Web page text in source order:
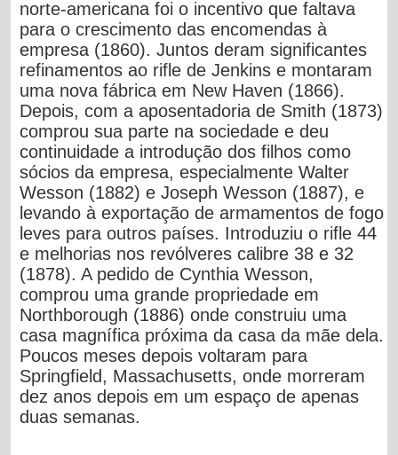
norte-americana foi o incentivo que faltava
para o crescimento das encomendas à
empresa (1860). Juntos deram significantes
refinamentos ao rifle de Jenkins e montaram
uma nova fábrica em New Haven (1866).
Depois, com a aposentadoria de Smith (1873)
comprou sua parte na sociedade e deu
continuidade a introdução dos filhos como
sócios da empresa, especialmente Walter
Wesson (1882) e Joseph Wesson (1887), e
levando à exportação de armamentos de fogo
leves para outros países. Introduziu o rifle 44
e melhorias nos revólveres calibre 38 e 32
(1878). A pedido de Cynthia Wesson,
comprou uma grande propriedade em
Northborough (1886) onde construiu uma
casa magnífica próxima da casa da mãe dela.
Poucos meses depois voltaram para
Springfield, Massachusetts, onde morreram
dez anos depois em um espaço de apenas
duas semanas.